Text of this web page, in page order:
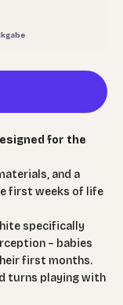
for the
and a
first weeks of life
specifically
– babies
first months.
turns playing with